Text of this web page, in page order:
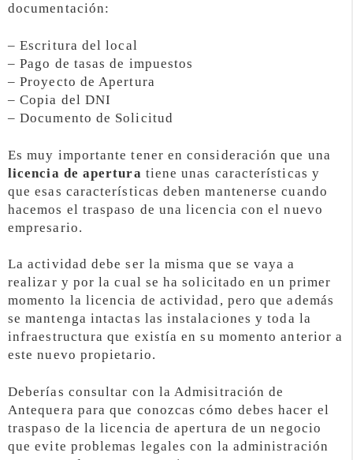
documentación:
– Escritura del local
– Pago de tasas de impuestos
– Proyecto de Apertura
– Copia del DNI
– Documento de Solicitud
Es muy importante tener en consideración que una
licencia de apertura tiene unas características y
que esas características deben mantenerse cuando
hacemos el traspaso de una licencia con el nuevo
empresario.
La actividad debe ser la misma que se vaya a
realizar y por la cual se ha solicitado en un primer
momento la licencia de actividad, pero que además
se mantenga intactas las instalaciones y toda la
infraestructura que existía en su momento anterior a
este nuevo propietario.
Deberías consultar con la Admisitración de
Antequera para que conozcas cómo debes hacer el
traspaso de la licencia de apertura de un negocio
que evite problemas legales con la administración